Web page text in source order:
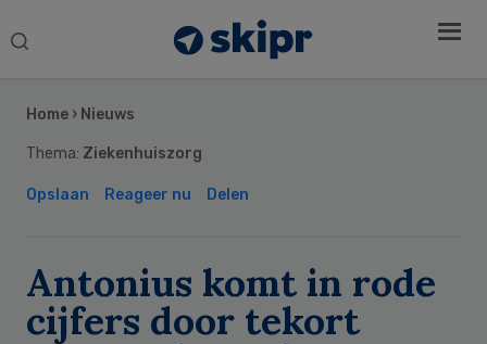
Search
Home › Nieuws
Thema: Ziekenhuiszorg
Opslaan Reageer nu Delen
Antonius komt in rode
cijfers door tekort
Sidebar